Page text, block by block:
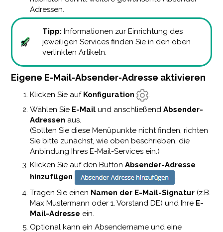
Adressen.
Tipp:Informationen zur Einrichtung des
jeweiligen Services finden Sie in den oben
verlinkten Artikeln.
Eigene E-Mail-Absender-Adresse aktivieren
Klicken Sie auf Konfiguration
.
Wählen Sie E-Mail und anschließend Absender-
Adressen aus.
(Sollten Sie diese Menüpunkte nicht finden, richten
Sie bitte zunächst, wie oben beschrieben, die
Anbindung Ihres E-Mail-Services ein.)
Klicken Sie auf den Button Absender-Adresse
hinzufügen
.
Tragen Sie einen Namen der E-Mail-Signatur (z.B.
Max Mustermann oder 1. Vorstand DE) und Ihre E-
Mail-Adresse ein.
Optional kann ein Absendername und eine